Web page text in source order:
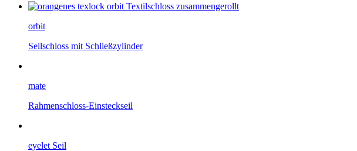
orbit
Seilschloss mit Schließzylinder
mate
Rahmenschloss-Einsteckseil
eyelet Seil